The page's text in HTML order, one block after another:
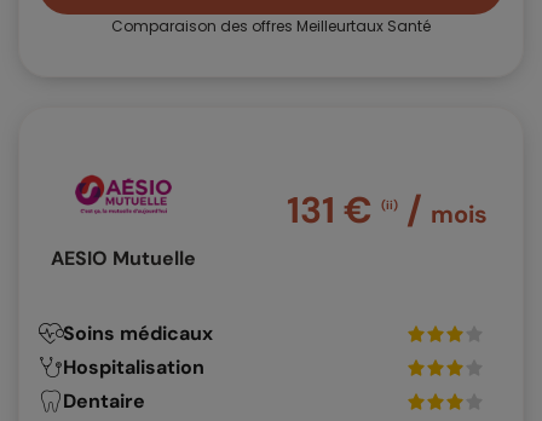
Comparaison des offres Meilleurtaux Santé
AESIO Mutuelle
Soins médicaux
Hospitalisation
Dentaire
131 € (ii) / mois